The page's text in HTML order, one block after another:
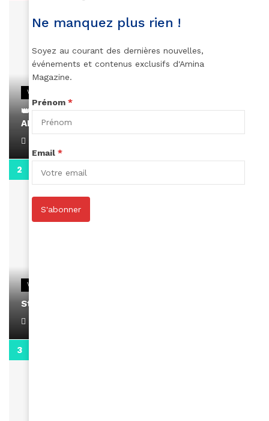
VIDEOS
👑 Remerciements à Ayden pour son message sur
AMINA, le Magazine de la Femme
VIDEOS
Stacy passe un message
Ne manquez plus rien !
Soyez au courant des dernières nouvelles,
événements et contenus exclusifs d'Amina
Magazine.
Prénom *
Email *
S'abonner